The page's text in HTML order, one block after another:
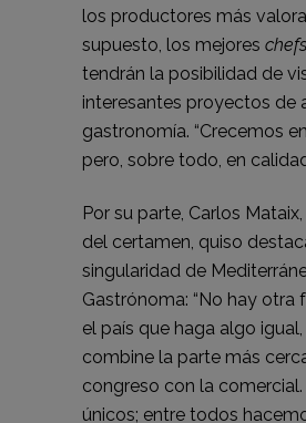
los productores más
supuesto, los mejores chefs
tendrán la posibilidad de
interesantes proyectos de
gastronomía. “Crecemos
pero, sobre todo, en
Por su parte, Carlos
del certamen, quiso
singularidad de
Gastrónoma: “No hay otra
el país que haga algo igual,
combine la parte más
congreso con la
únicos; entre todos